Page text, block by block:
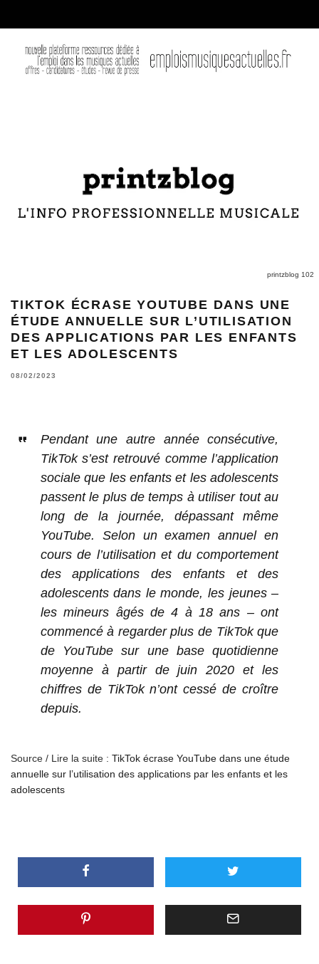
printzblog 102
TIKTOK ÉCRASE YOUTUBE DANS UNE
ÉTUDE ANNUELLE SUR L’UTILISATION
DES APPLICATIONS PAR LES ENFANTS
ET LES ADOLESCENTS
08/02/2023
Pendant une autre année consécutive,
TikTok s’est retrouvé comme l’application
sociale que les enfants et les adolescents
passent le plus de temps à utiliser tout au
long de la journée, dépassant même
YouTube. Selon un examen annuel en
cours de l’utilisation et du comportement
des applications des enfants et des
adolescents dans le monde, les jeunes –
les mineurs âgés de 4 à 18 ans – ont
commencé à regarder plus de TikTok que
de YouTube sur une base quotidienne
moyenne à partir de juin 2020 et les
chiffres de TikTok n’ont cessé de croître
depuis.
Source / Lire la suite : TikTok écrase YouTube dans une étude
annuelle sur l’utilisation des applications par les enfants et les
adolescents